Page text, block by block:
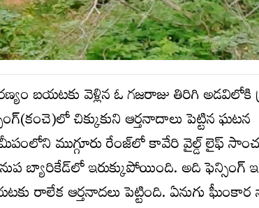
వెళ్లిన ఓ గజరాజు తిరిగి అడవిలోకి
చిక్కుకుని ఆర్తనాదాలు పెట్టిన ఘటన
ముగ్గూరు రేంజ్‌లో కావేరి వైల్డ్ లైఫ్
బ్యారికేడ్‌లో ఇరుక్కుపోయింది. అది ఫెన్సింగ్
రాలేక ఆర్తనాదలు పెట్టింది. ఏనుగు